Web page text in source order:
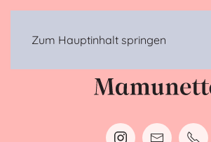
Zum Hauptinhalt springen